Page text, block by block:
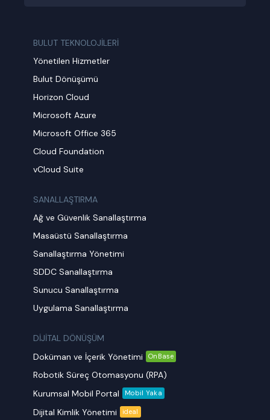
BULUT TEKNOLOJİLERİ
Yönetilen Hizmetler
Bulut Dönüşümü
Horizon Cloud
Microsoft Azure
Microsoft Office 365
Cloud Foundation
vCloud Suite
SANALLAŞTIRMA
Ağ ve Güvenlik Sanallaştırma
Masaüstü Sanallaştırma
Sanallaştırma Yönetimi
SDDC Sanallaştırma
Sunucu Sanallaştırma
Uygulama Sanallaştırma
DİJİTAL DÖNÜŞÜM
Doküman ve İçerik Yönetimi
OnBase
Robotik Süreç Otomasyonu (RPA)
Kurumsal Mobil Portal
Mobil Yaka
Dijital Kimlik Yönetimi ideal